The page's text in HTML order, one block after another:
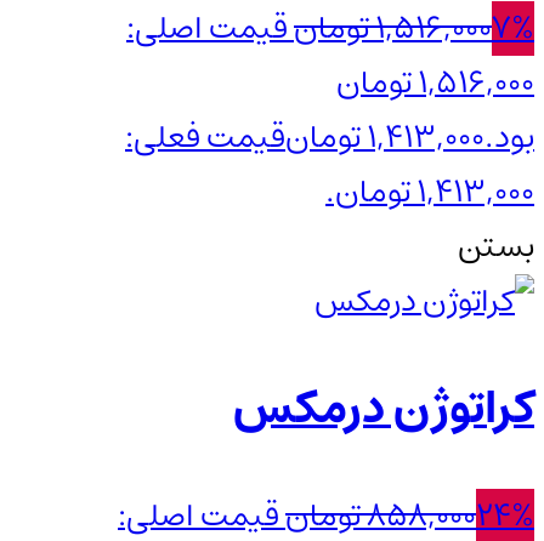
7%
1,516,000تومانقیمت اصلی:
1,516,000 تومان
بود.1,413,000تومانقیمت فعلی:
1,413,000 تومان.
بستن
کراتوژن درمکس
24%
858,000تومانقیمت اصلی: